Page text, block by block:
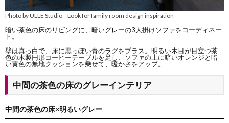
Photo by ULLE Studio–Look for family room design inspiration
暗い茶色の床のリビングに、暗いグレーの3人掛けソファをコーディネー
ト。
壁は真っ白で、床に黒っぽい青のラグをプラス。明るい木目が目立つ茶
色の木製円形コーヒーテーブルを足し、ソファの上に暗いオレンジと暗
い黄色の無地クッションを乗せて、暖かさをアップ。
中間の茶色の床のグレーインテリア
中間の茶色の床×明るいグレー